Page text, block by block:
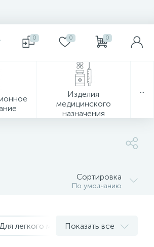
0 0 0
Изделия
медицинского
назначения
Сортировка
По умолчанию
легкого мусора на 20-40 литров
Показать все